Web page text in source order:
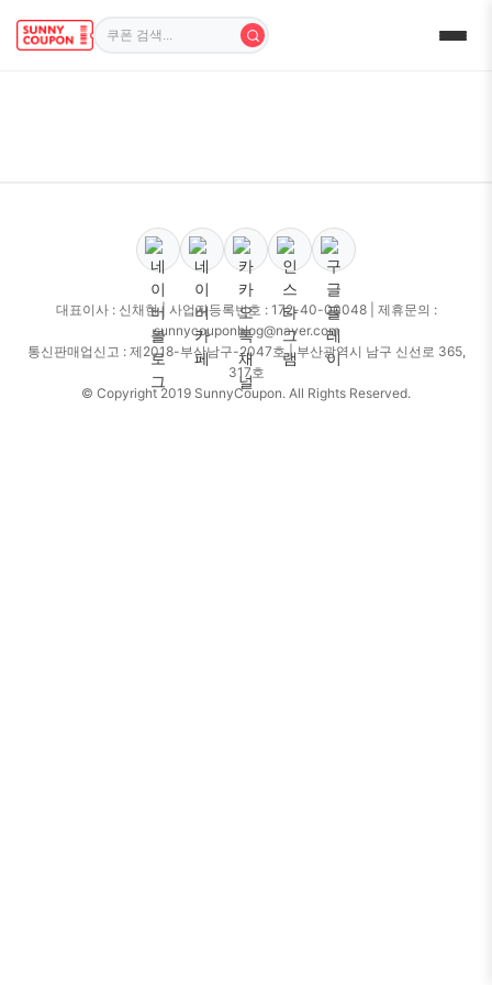
대표이사 : 신채현 | 사업자등록번호 : 172-40-00048 | 제휴문의 :
sunnycouponblog@naver.com
통신판매업신고 : 제2018-부산남구-2047호 | 부산광역시 남구 신선로 365,
317호
© Copyright 2019 SunnyCoupon. All Rights Reserved.